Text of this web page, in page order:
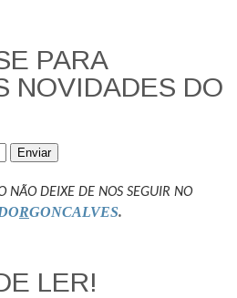
PARA
NOVIDADES DO
Enviar
NÃO DEIXE DE NOS SEGUIR NO
RGONCALVES.
LER!